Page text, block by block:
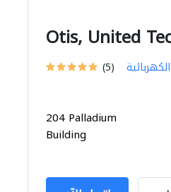
Otis, United
(5)
204 Palladium
Building